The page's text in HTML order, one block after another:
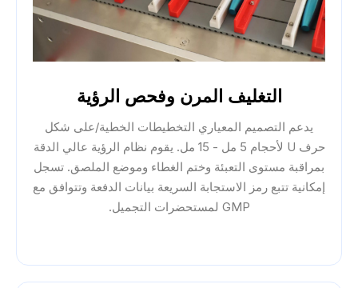
التغليف المرن وفحص الرؤية
يدعم التصميم المعياري التخطيطات الخطية/على شكل
حرف U لأحجام 5 مل - 15 مل. يقوم نظام الرؤية عالي الدقة
بمراقبة مستوى التعبئة وختم الغطاء وموضع الملصق. تسجل
إمكانية تتبع رمز الاستجابة السريعة بيانات الدفعة وتتوافق مع
GMP لمستحضرات التجميل.